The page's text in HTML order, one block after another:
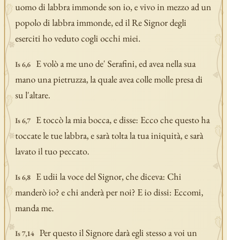
uomo di labbra immonde son io, e vivo in mezzo ad un
popolo di labbra immonde, ed il Re Signor degli
eserciti ho veduto cogli occhi miei.
Is 6,6
E volò a me uno de' Serafini, ed avea nella sua
mano una pietruzza, la quale avea colle molle presa di
su l'altare.
Is 6,7
E toccò la mia bocca, e disse: Ecco che questo ha
toccate le tue labbra, e sarà tolta la tua iniquità, e sarà
lavato il tuo peccato.
Is 6,8
E udii la voce del Signor, che diceva: Chi
manderò io? e chi anderà per noi? E io dissi: Eccomi,
manda me.
Is 7,14
Per questo il Signore darà egli stesso a voi un